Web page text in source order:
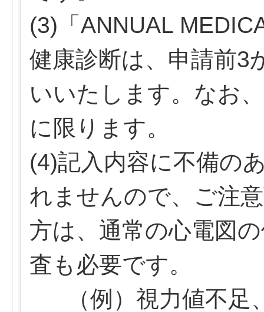
(3)「ANNUAL
健康診断は、申請前3
いいたします。なお
に限ります。
(4)記入内容に不備の
れませんので、ご注
方は、通常の心電図
査も必要です。
（例）視力値不足